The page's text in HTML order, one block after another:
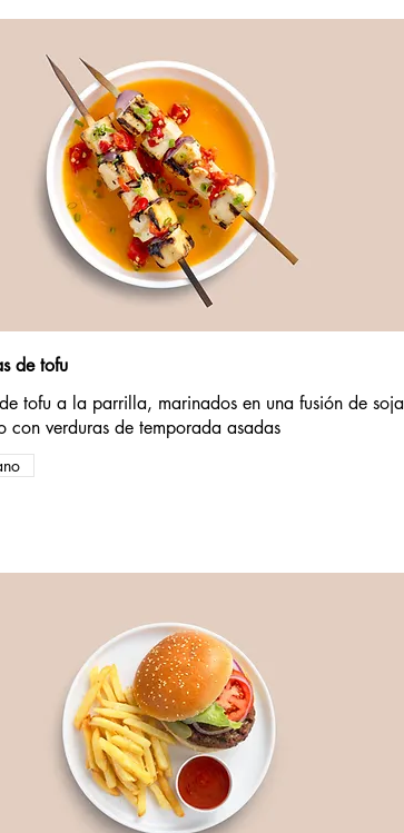
de tofu
tofu a la parrilla, marinados en una fusión de soja
con verduras de temporada asadas